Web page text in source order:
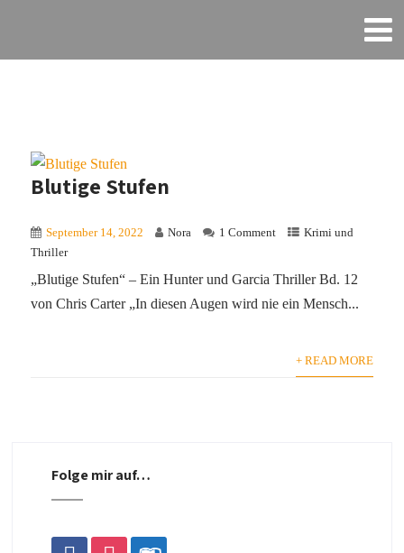
Blutige Stufen
September 14, 2022 Nora 1 Comment
Krimi und
Thriller
„Blutige Stufen“ – Ein Hunter und Garcia Thriller Bd. 12
von Chris Carter „In diesen Augen wird nie ein Mensch...
+ READ MORE
Folge mir auf…
facebookinstagramleanpub